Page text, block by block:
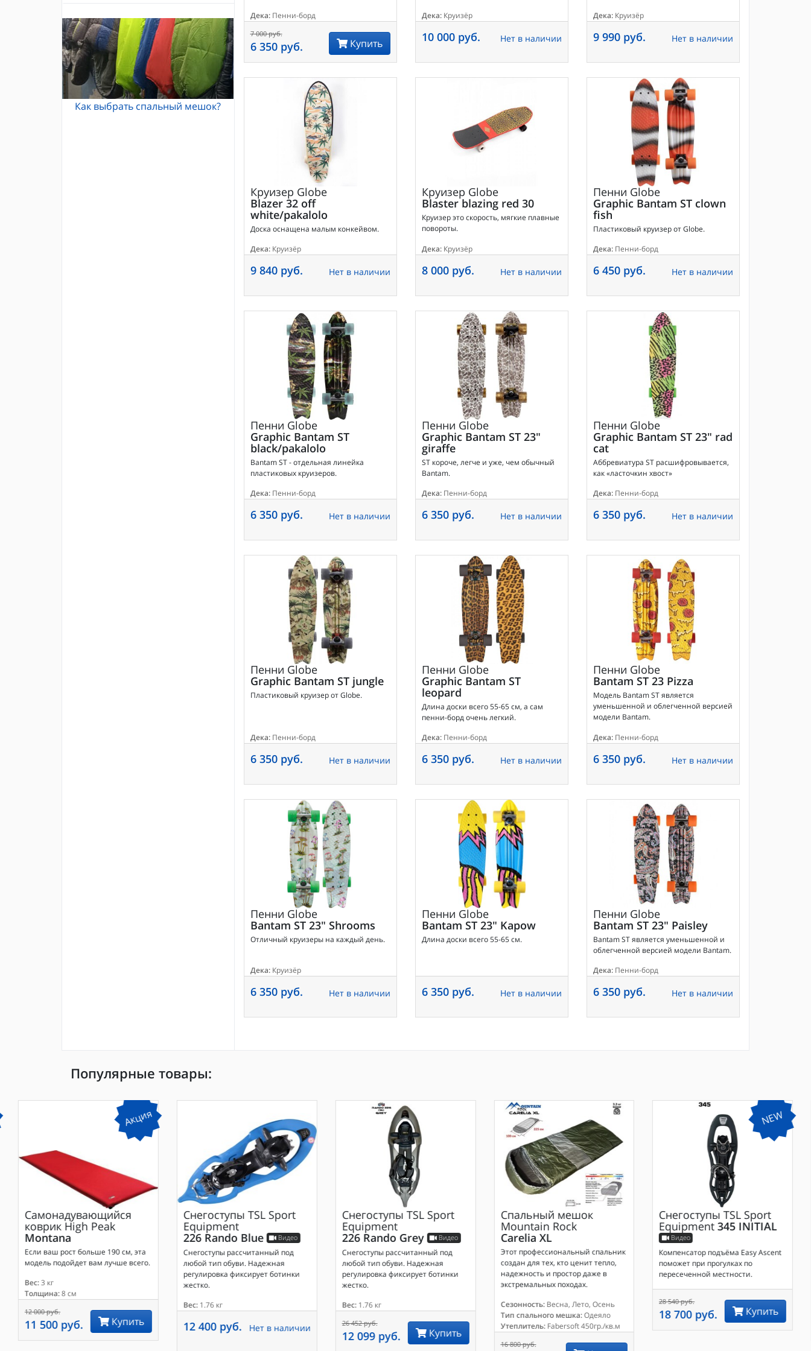
Кошки Grivel
Каски и шлемы для альпинизма
Жумары и зажимы
Карабины и оттяжки
Спусковые устройства
Как выбрать спальный мешок?
Дека:Пенни-борд
7 000 руб.
6 350 руб. Купить
Дека:Круизёр
10 000 руб. Нет в наличии
Дека:Круизёр
9 990 руб. Нет в наличии
Круизер Globe
Blazer 32 off
white/pakalolo
Доска оснащена малым конкейвом.
Дека:Круизёр
9 840 руб. Нет в наличии
Круизер Globe
Blaster blazing red 30
Круизер это скорость, мягкие плавные
повороты.
Дека:Круизёр
8 000 руб. Нет в наличии
Пенни Globe
Graphic Bantam ST clown
fish
Пластиковый круизер от Globe.
Дека:Пенни-борд
6 450 руб. Нет в наличии
Пенни Globe
Graphic Bantam ST
black/pakalolo
Bantam ST - отдельная линейка
пластиковых круизеров.
Дека:Пенни-борд
6 350 руб. Нет в наличии
Пенни Globe
Graphic Bantam ST 23"
giraffe
ST короче, легче и уже, чем обычный
Bantam.
Дека:Пенни-борд
6 350 руб. Нет в наличии
Пенни Globe
Graphic Bantam ST 23" rad
cat
Аббревиатура ST расшифровывается,
как «ласточкин хвост»
Дека:Пенни-борд
6 350 руб. Нет в наличии
Пенни Globe
Graphic Bantam ST jungle
Пластиковый круизер от Globe.
Дека:Пенни-борд
6 350 руб. Нет в наличии
Пенни Globe
Graphic Bantam ST
leopard
Длина доски всего 55-65 см, а сам
пенни-борд очень легкий.
Дека:Пенни-борд
6 350 руб. Нет в наличии
Пенни Globe
Bantam ST 23 Pizza
Модель Bantam ST является
уменьшенной и облегченной версией
модели Bantam.
Дека:Пенни-борд
6 350 руб. Нет в наличии
Пенни Globe
Bantam ST 23" Shrooms
Отличный круизеры на каждый день.
Дека:Круизёр
6 350 руб. Нет в наличии
Пенни Globe
Bantam ST 23" Kapow
Длина доски всего 55-65 см.
6 350 руб. Нет в наличии
Пенни Globe
Bantam ST 23" Paisley
Bantam ST является уменьшенной и
облегченной версией модели Bantam.
Дека:Пенни-борд
6 350 руб. Нет в наличии
Популярные товары:
Акция
Самонадувающийся
коврик High Peak
Montana
Если ваш рост больше 190 см, эта
модель подойдет вам лучше всего.
Вес:3 кг
Толщина:8 см
12 000 руб.
11 500 руб. Купить
Снегоступы TSL Sport
Equipment
226 Rando Blue Видео
Снегоступы рассчитанный под
любой тип обуви. Надежная
регулировка фиксирует ботинки
жестко.
Вес:1.76 кг
12 400 руб. Нет в наличии
Снегоступы TSL Sport
Equipment
226 Rando Grey Видео
Снегоступы рассчитанный под
любой тип обуви. Надежная
регулировка фиксирует ботинки
жестко.
Вес:1.76 кг
26 452 руб.
12 099 руб. Купить
Спальный мешок
Mountain Rock
Carelia XL
Этот профессиональный спальник
создан для тех, кто ценит тепло,
надежность и простор даже в
экстремальных походах.
Сезонность:Весна, Лето, Осень
Тип спального мешка:Одеяло
Утеплитель:Fabersoft 450гр./кв.м
16 800 руб.
NEW
Снегоступы TSL Sport
Equipment 345 INITIAL
Видео
Компенсатор подъёма Easy Ascent
поможет при прогулках по
пересеченной местности.
28 540 руб.
18 700 руб. Купить